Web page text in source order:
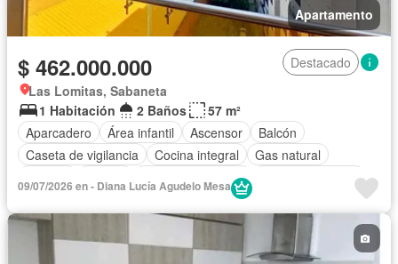
Apartamento
$ 462.000.000
Destacado
Las Lomitas, Sabaneta
1 Habitación
2 Baños
57 m²
Aparcadero
Área infantil Ascensor
Balcón
Caseta de vigilancia
Cocina integral
Gas natural
Seguridad privada
Vista panorámica
09/07/2026 en - Diana Lucía Agudelo Mesa